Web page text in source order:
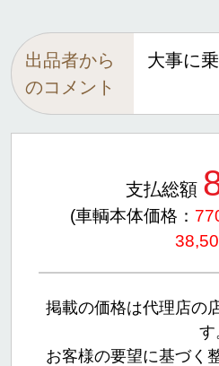
出品者から
のコメント
大事に
支払総額
(車輌本体価格：
掲載の価格は代理店の
す
お客様の要望に基づく